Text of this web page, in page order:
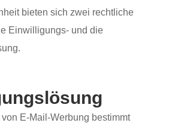
bieten sich zwei rechtliche
Einwilligungs- und die
E-Mail-Werbung bestimmt